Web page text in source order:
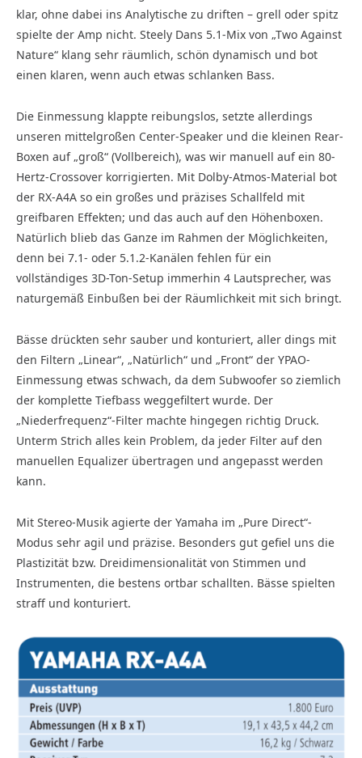
klar, ohne dabei ins Analytische zu driften – grell oder spitz
spielte der Amp nicht. Steely Dans 5.1-Mix von „Two Against
Nature“ klang sehr räumlich, schön dynamisch und bot
einen klaren, wenn auch etwas schlanken Bass.
Die Einmessung klappte reibungslos, setzte allerdings
unseren mittelgroßen Center-Speaker und die kleinen Rear-
Boxen auf „groß“ (Vollbereich), was wir manuell auf ein 80-
Hertz-Crossover korrigierten. Mit Dolby-Atmos-Material bot
der RX-A4A so ein großes und präzises Schallfeld mit
greifbaren Effekten; und das auch auf den Höhenboxen.
Natürlich blieb das Ganze im Rahmen der Möglichkeiten,
denn bei 7.1- oder 5.1.2-Kanälen fehlen für ein
vollständiges 3D-Ton-Setup immerhin 4 Lautsprecher, was
naturgemäß Einbußen bei der Räumlichkeit mit sich bringt.
Bässe drückten sehr sauber und konturiert, aller dings mit
den Filtern „Linear“, „Natürlich“ und „Front“ der YPAO-
Einmessung etwas schwach, da dem Subwoofer so ziemlich
der komplette Tiefbass weggefiltert wurde. Der
„Niederfrequenz“-Filter machte hingegen richtig Druck.
Unterm Strich alles kein Problem, da jeder Filter auf den
manuellen Equalizer übertragen und angepasst werden
kann.
Mit Stereo-Musik agierte der Yamaha im „Pure Direct“-
Modus sehr agil und präzise. Besonders gut gefiel uns die
Plastizität bzw. Dreidimensionalität von Stimmen und
Instrumenten, die bestens ortbar schallten. Bässe spielten
straff und konturiert.